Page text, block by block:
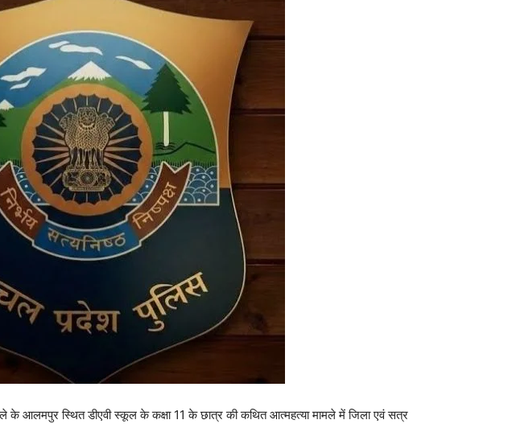
के आलमपुर स्थित डीएवी स्कूल के कक्षा 11 के छात्र की कथित आत्महत्या मामले में जिला एवं सत्र